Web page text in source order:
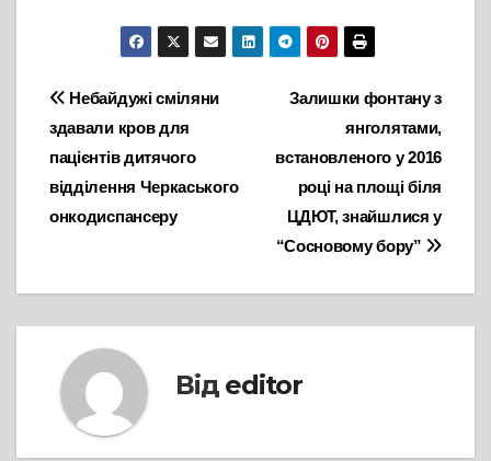
Навігація
записів
Залишки фонтану з
янголятами,
встановленого у 2016
році на площі біля
ЦДЮТ, знайшлися у
“Сосновому бору”
Небайдужі сміляни
здавали кров для
пацієнтів дитячого
відділення Черкаського
онкодиспансеру
Від editor